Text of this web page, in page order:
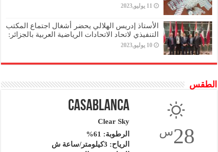
11 يوليو,2023
الأستاذ إدريس الهلالي يحضر أشغال اجتماع المكتب
التنفيذي لاتحاد الاتحادات الرياضية العربية بالجزائر:
10 يوليو,2023
الطقس
28س
Casablanca
Clear Sky
الرطوبة: 61%
الرياح: 3كيلومتر/ساعة ش